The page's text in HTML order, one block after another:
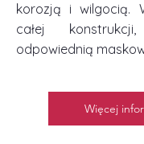
korozją i wilgocią.
całej
odpowiednią
Więcej